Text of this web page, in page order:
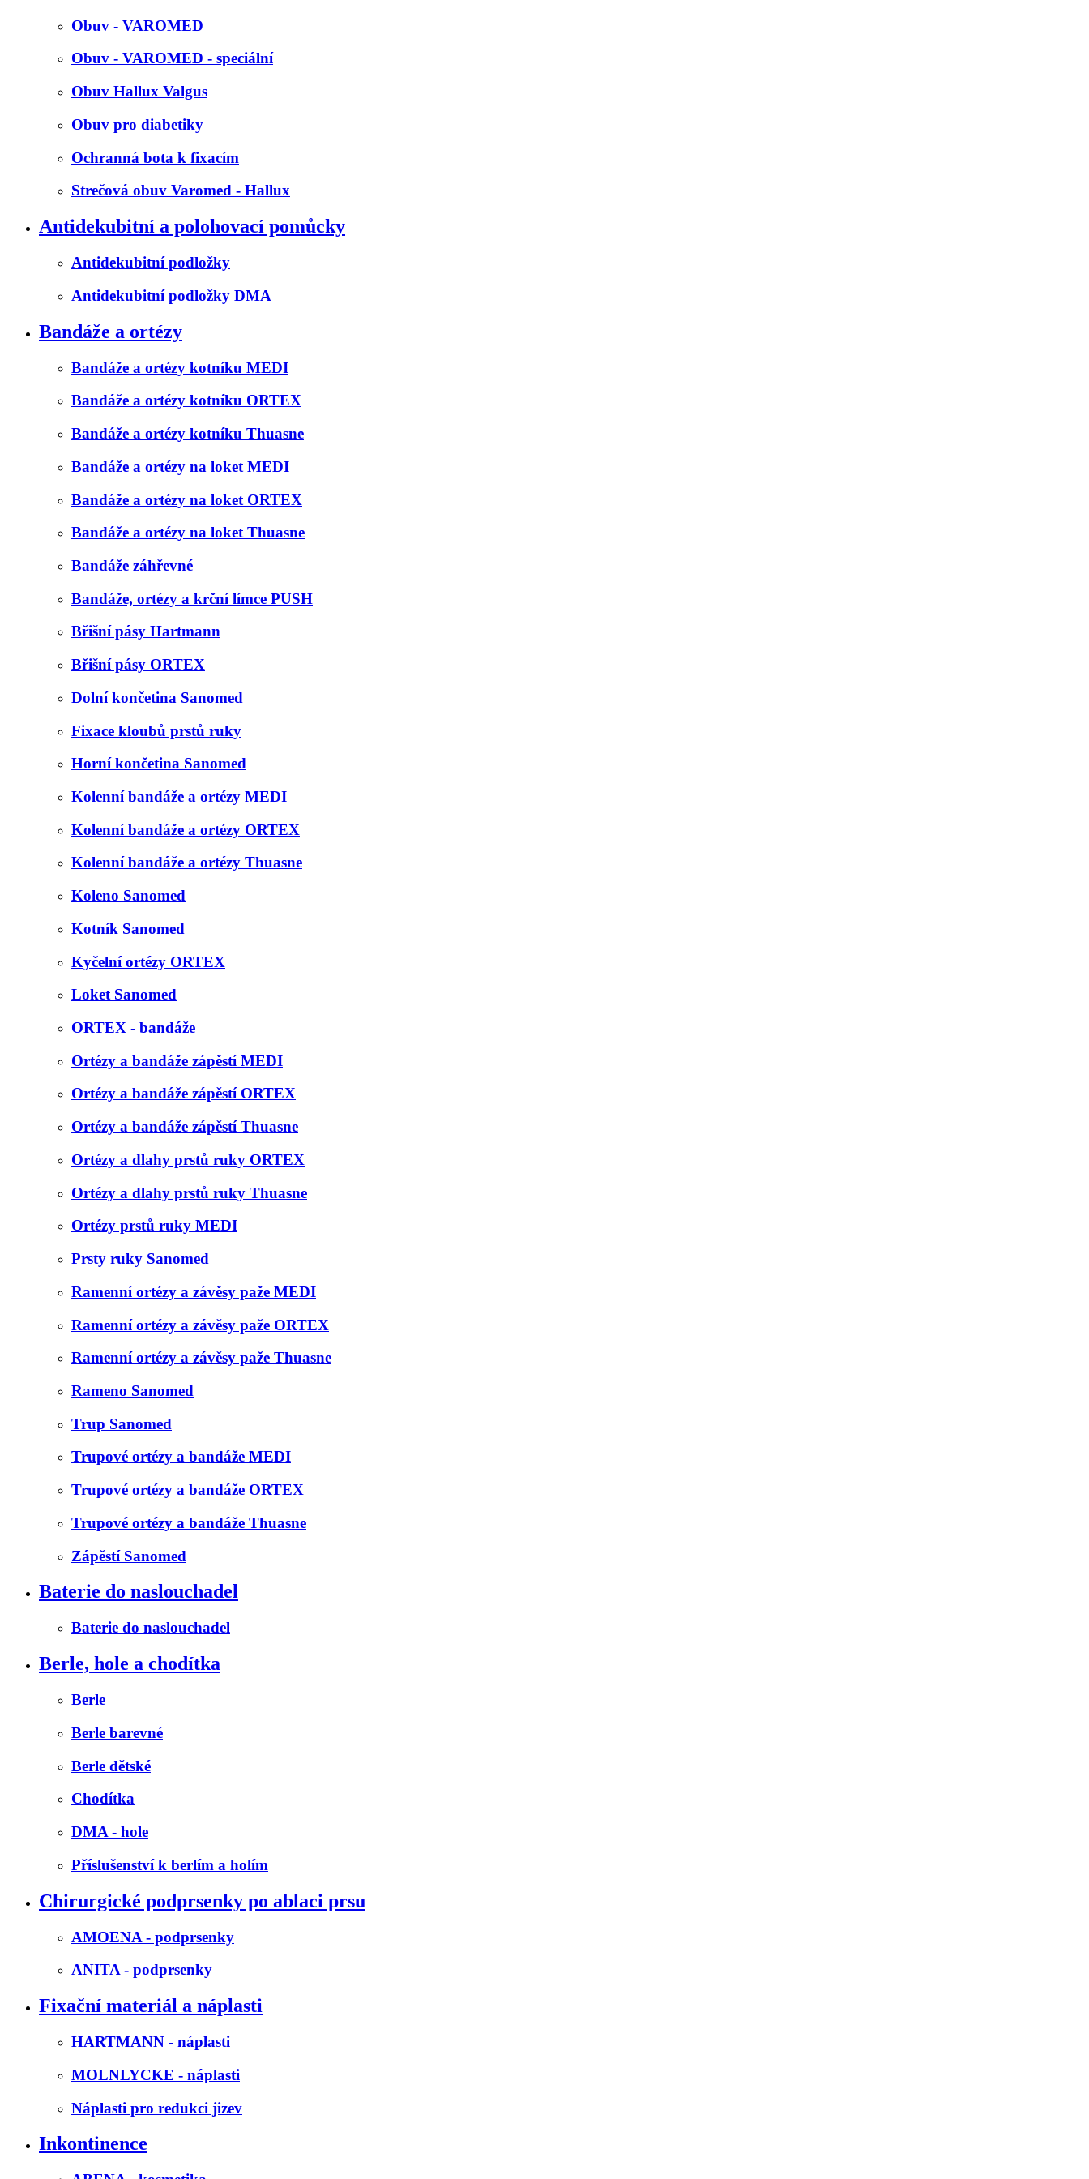
Obuv - VAROMED
Obuv - VAROMED - speciální
Obuv Hallux Valgus
Obuv pro diabetiky
Ochranná bota k fixacím
Strečová obuv Varomed - Hallux
Antidekubitní a polohovací pomůcky
Antidekubitní podložky
Antidekubitní podložky DMA
Bandáže a ortézy
Bandáže a ortézy kotníku MEDI
Bandáže a ortézy kotníku ORTEX
Bandáže a ortézy kotníku Thuasne
Bandáže a ortézy na loket MEDI
Bandáže a ortézy na loket ORTEX
Bandáže a ortézy na loket Thuasne
Bandáže záhřevné
Bandáže, ortézy a krční límce PUSH
Břišní pásy Hartmann
Břišní pásy ORTEX
Dolní končetina Sanomed
Fixace kloubů prstů ruky
Horní končetina Sanomed
Kolenní bandáže a ortézy MEDI
Kolenní bandáže a ortézy ORTEX
Kolenní bandáže a ortézy Thuasne
Koleno Sanomed
Kotník Sanomed
Kyčelní ortézy ORTEX
Loket Sanomed
ORTEX - bandáže
Ortézy a bandáže zápěstí MEDI
Ortézy a bandáže zápěstí ORTEX
Ortézy a bandáže zápěstí Thuasne
Ortézy a dlahy prstů ruky ORTEX
Ortézy a dlahy prstů ruky Thuasne
Ortézy prstů ruky MEDI
Prsty ruky Sanomed
Ramenní ortézy a závěsy paže MEDI
Ramenní ortézy a závěsy paže ORTEX
Ramenní ortézy a závěsy paže Thuasne
Rameno Sanomed
Trup Sanomed
Trupové ortézy a bandáže MEDI
Trupové ortézy a bandáže ORTEX
Trupové ortézy a bandáže Thuasne
Zápěstí Sanomed
Baterie do naslouchadel
Baterie do naslouchadel
Berle, hole a chodítka
Berle
Berle barevné
Berle dětské
Chodítka
DMA - hole
Příslušenství k berlím a holím
Chirurgické podprsenky po ablaci prsu
AMOENA - podprsenky
ANITA - podprsenky
Fixační materiál a náplasti
HARTMANN - náplasti
MOLNLYCKE - náplasti
Náplasti pro redukci jizev
Inkontinence